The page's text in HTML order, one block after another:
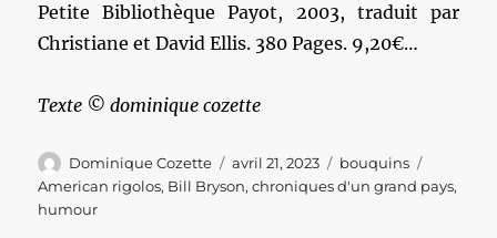
Petite Bibliothèque Payot, 2003, traduit par
Christiane et David Ellis. 380 Pages. 9,20€…
Texte © dominique cozette
Auteur
Dominique Cozette
Publié
le
avril 21, 2023 Catégories
bouquins
American rigolos, Bill Bryson,chroniques d'un grand pays,
humour